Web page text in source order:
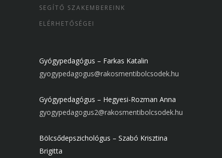
SEGÍTŐ SZAKEMBEREINK
ELÉRHETŐSÉGEI
Gyógypedagógus – Farkas Katalin
gyogypedagogus@rakosmentibolcsodek.hu
Gyógypedagógus – Hegyesi-Rozman Anna
gyogypedagogus2@rakosmentibolcsodek.hu
Bölcsődepszichológus – Szabó Krisztina
Brigitta